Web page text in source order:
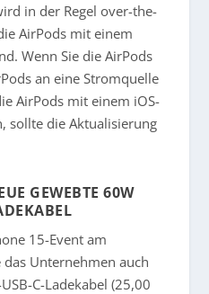
in der Regel over-the-
AirPods mit einem
Wenn Sie die AirPods
an eine Stromquelle
AirPods mit einem iOS-
sollte die Aktualisierung
GEWEBTE 60W
15-Event am
Unternehmen auch
C-Ladekabel (25,00